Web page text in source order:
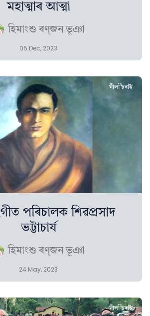
মহাত্মাৰ আত্মা
হিমাংশু ৰণ্‌জন ভূঞা
05 Dec, 2023
পৰিচালক শিৱপ্ৰসাদ
ভট্টাচাৰ্য
হিমাংশু ৰণ্‌জন ভূঞা
24 May, 2023